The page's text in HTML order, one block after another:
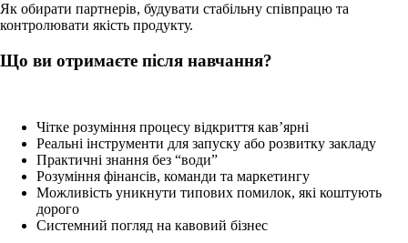
Як обирати партнерів, будувати стабільну співпрацю та
контролювати якість продукту.
Що ви отримаєте після навчання?
Чітке розуміння процесу відкриття кав’ярні
Реальні інструменти для запуску або розвитку закладу
Практичні знання без “води”
Розуміння фінансів, команди та маркетингу
Можливість уникнути типових помилок, які коштують
дорого
Системний погляд на кавовий бізнес